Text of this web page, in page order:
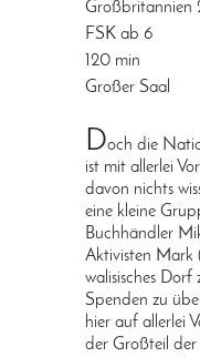
Großbritannien
FSK ab 6
120 min
Großer Saal
Doch die
ist mit allerlei
davon nichts
eine kleine
Buchhändler
Aktivisten Mark
walisisches
Spenden zu
hier auf allerlei
der Großteil